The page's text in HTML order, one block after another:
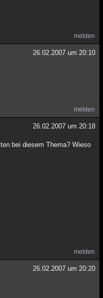
melden
26.02.2007 um 20:10
melden
26.02.2007 um 20:18
bei diesem Thema? Wieso
melden
26.02.2007 um 20:20